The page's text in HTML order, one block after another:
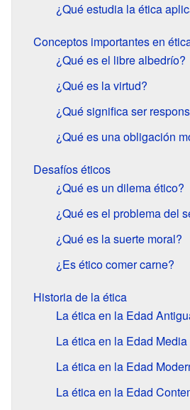
¿Qué estudia la ética
Conceptos importantes en
¿Qué es el libre albedrío?
¿Qué es la virtud?
¿Qué significa ser
¿Qué es una obligación
Desafíos éticos
¿Qué es un dilema ético?
¿Qué es el problema del
¿Qué es la suerte moral?
¿Es ético comer carne?
Historia de la ética
La ética en la Edad
La ética en la Edad Media
La ética en la Edad
La ética en la Edad